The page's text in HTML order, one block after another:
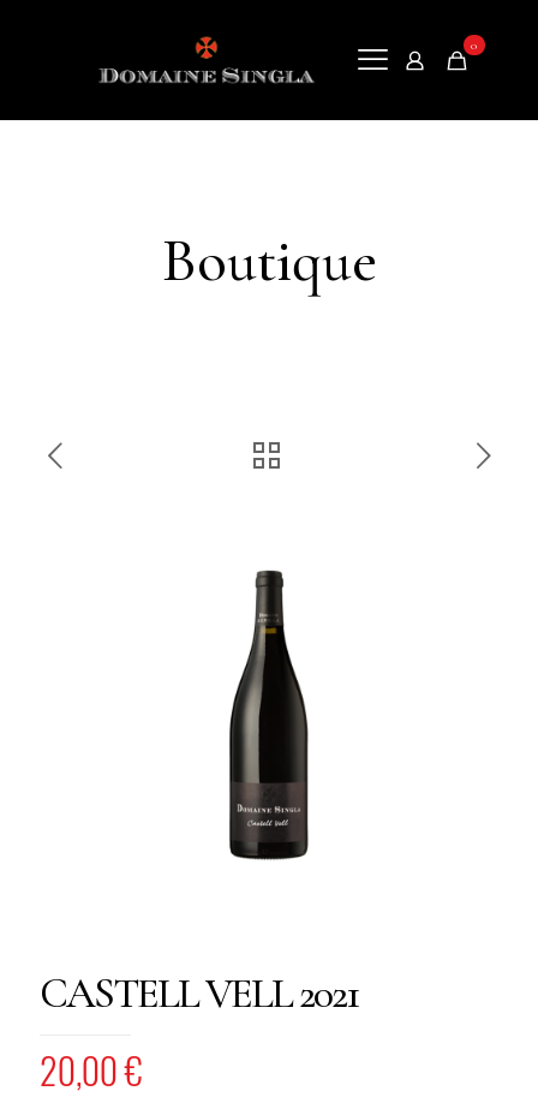
0
Boutique
CASTELL VELL 2021
20,00€